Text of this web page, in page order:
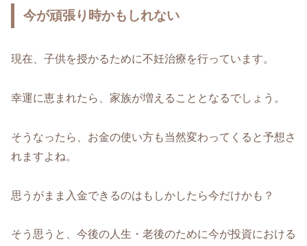
今が頑張り時かもしれない
現在、子供を授かるために不妊治療を行っています。
幸運に恵まれたら、家族が増えることとなるでしょう。
そうなったら、お金の使い方も当然変わってくると予想さ
れますよね。
思うがまま入金できるのはもしかしたら今だけかも？
そう思うと、今後の人生・老後のために今が投資における